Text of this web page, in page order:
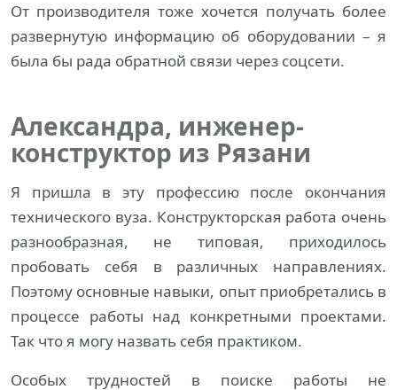
От производителя тоже хочется получать более
развернутую информацию об оборудовании – я
была бы рада обратной связи через соцсети.
Александра, инженер-
конструктор из Рязани
Я пришла в эту профессию после окончания
технического вуза. Конструкторская работа очень
разнообразная, не типовая, приходилось
пробовать себя в различных направлениях.
Поэтому основные навыки, опыт приобретались в
процессе работы над конкретными проектами.
Так что я могу назвать себя практиком.
Особых трудностей в поиске работы не